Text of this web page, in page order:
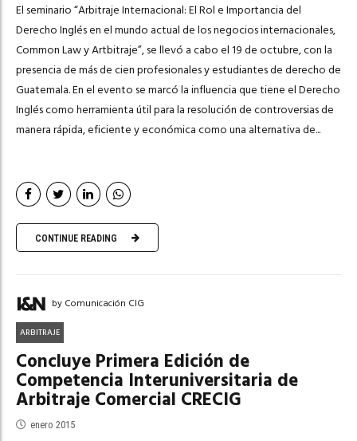
El seminario “Arbitraje Internacional: El Rol e Importancia del
Derecho Inglés en el mundo actual de los negocios internacionales,
Common Law y Artbitraje”, se llevó a cabo el 19 de octubre, con la
presencia de más de cien profesionales y estudiantes de derecho de
Guatemala. En el evento se marcó la influencia que tiene el Derecho
Inglés como herramienta útil para la resolución de controversias de
manera rápida, eficiente y económica como una alternativa de...
CONTINUE READING
by Comunicación CIG
ARBITRAJE
Concluye Primera Edición de
Competencia Interuniversitaria de
Arbitraje Comercial CRECIG
enero 2015